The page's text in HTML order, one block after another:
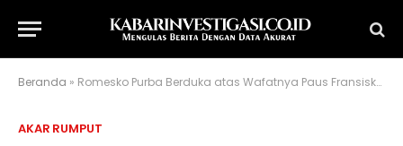
Beranda » Romesko Purba Berduka atas Wafatnya Paus Fransiskus: Dunia Kehilangan Pejuang Perdamaian Palestina
AKAR RUMPUT